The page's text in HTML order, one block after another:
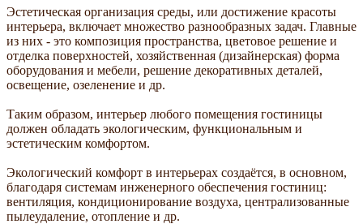
Эстетическая организация среды, или достижение красоты
интерьера, включает множество разнообразных задач. Главные
из них - это композиция пространства, цветовое решение и
отделка поверхностей, хозяйственная (дизайнерская) форма
оборудования и мебели, решение декоративных деталей,
освещение, озеленение и др.
Таким образом, интерьер любого помещения гостиницы
должен обладать экологическим, функциональным и
эстетическим комфортом.
Экологический комфорт в интерьерах создаётся, в основном,
благодаря системам инженерного обеспечения гостиниц:
вентиляция, кондиционирование воздуха, централизованные
пылеудаление, отопление и др.